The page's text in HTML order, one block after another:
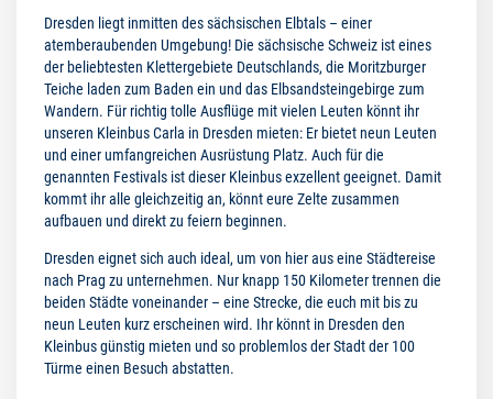
Dresden liegt inmitten des sächsischen Elbtals – einer
atemberaubenden Umgebung! Die sächsische Schweiz ist eines
der beliebtesten Klettergebiete Deutschlands, die Moritzburger
Teiche laden zum Baden ein und das Elbsandsteingebirge zum
Wandern. Für richtig tolle Ausflüge mit vielen Leuten könnt ihr
unseren Kleinbus Carla in Dresden mieten: Er bietet neun Leuten
und einer umfangreichen Ausrüstung Platz. Auch für die
genannten Festivals ist dieser Kleinbus exzellent geeignet. Damit
kommt ihr alle gleichzeitig an, könnt eure Zelte zusammen
aufbauen und direkt zu feiern beginnen.
Dresden eignet sich auch ideal, um von hier aus eine Städtereise
nach Prag zu unternehmen. Nur knapp 150 Kilometer trennen die
beiden Städte voneinander – eine Strecke, die euch mit bis zu
neun Leuten kurz erscheinen wird. Ihr könnt in Dresden den
Kleinbus günstig mieten und so problemlos der Stadt der 100
Türme einen Besuch abstatten.